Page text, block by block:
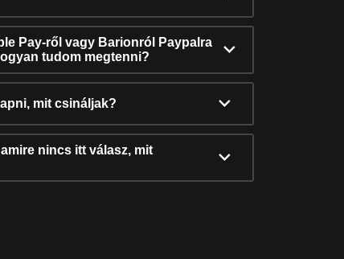
Pay-ről vagy Barionról Paypalra
tudom megtenni?
mit csináljak?
nincs itt válasz, mit